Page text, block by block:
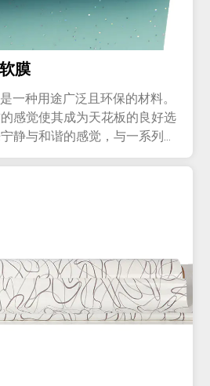
膜
一种用途广泛且环保的材料。
感觉使其成为天花板的良好选
静与和谐的感觉，与一系列室